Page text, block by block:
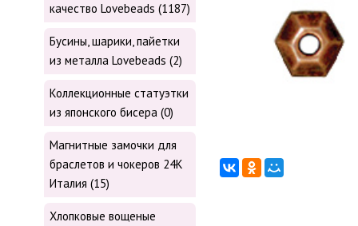
качество Lovebeads (1187)
Бусины, шарики, пайетки
из металла Lovebeads (2)
Коллекционные статуэтки
из японского бисера (0)
Магнитные замочки для
браслетов и чокеров 24К
Италия (15)
Хлопковые вощеные